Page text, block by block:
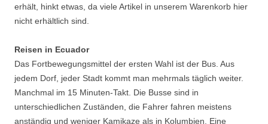
erhält, hinkt etwas, da viele Artikel in unserem Warenkorb hier
nicht erhältlich sind.
Reisen in Ecuador
Das Fortbewegungsmittel der ersten Wahl ist der Bus. Aus
jedem Dorf, jeder Stadt kommt man mehrmals täglich weiter.
Manchmal im 15 Minuten-Takt. Die Busse sind in
unterschiedlichen Zuständen, die Fahrer fahren meistens
anständig und weniger Kamikaze als in Kolumbien. Eine